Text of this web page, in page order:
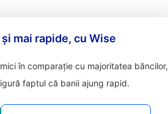
mai rapide, cu Wise
în comparație cu majoritatea băncilor,
faptul că banii ajung rapid.